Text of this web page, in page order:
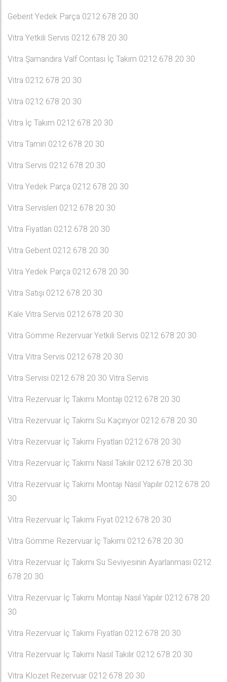
Geberıt Yedek Parça 0212 678 20 30
Vitra Yetkili Servis 0212 678 20 30
Vitra Şamandıra Valf Contası İç Takım 0212 678 20 30
Vitra 0212 678 20 30
Vitra 0212 678 20 30
Vitra İç Takım 0212 678 20 30
Vitra Tamiri 0212 678 20 30
Vitra Servis 0212 678 20 30
Vitra Yedek Parça 0212 678 20 30
Vitra Servisleri 0212 678 20 30
Vitra Fiyatları 0212 678 20 30
Vitra Geberıt 0212 678 20 30
Vitra Yedek Parça 0212 678 20 30
Vitra Satışı 0212 678 20 30
Kale Vitra Servis 0212 678 20 30
Vitra Gömme Rezervuar Yetkili Servis 0212 678 20 30
Vitra Vitra Servis 0212 678 20 30
Vitra Servisi 0212 678 20 30 Vitra Servis
Vitra Rezervuar İç Takımı Montajı 0212 678 20 30
Vitra Rezervuar İç Takımı Su Kaçırıyor 0212 678 20 30
Vitra Rezervuar İç Takımı Fiyatları 0212 678 20 30
Vitra Rezervuar İç Takımı Nasıl Takılır 0212 678 20 30
Vitra Rezervuar İç Takımı Montajı Nasıl Yapılır 0212 678 20
30
Vitra Rezervuar İç Takımı Fiyat 0212 678 20 30
Vitra Gömme Rezervuar İç Takımı 0212 678 20 30
Vitra Rezervuar İç Takımı Su Seviyesinin Ayarlanması 0212
678 20 30
Vitra Rezervuar İç Takımı Montajı Nasıl Yapılır 0212 678 20
30
Vitra Rezervuar İç Takımı Fiyatları 0212 678 20 30
Vitra Rezervuar İç Takımı Nasıl Takılır 0212 678 20 30
Vitra Klozet Rezervuar 0212 678 20 30